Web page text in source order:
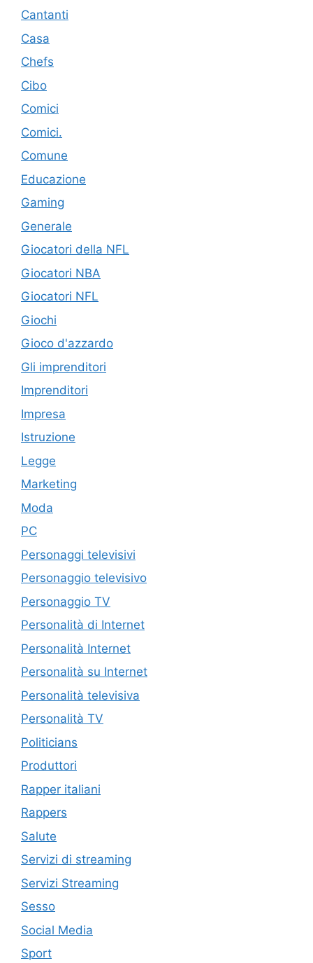
Cantanti
Casa
Chefs
Cibo
Comici
Comici.
Comune
Educazione
Gaming
Generale
Giocatori della NFL
Giocatori NBA
Giocatori NFL
Giochi
Gioco d'azzardo
Gli imprenditori
Imprenditori
Impresa
Istruzione
Legge
Marketing
Moda
PC
Personaggi televisivi
Personaggio televisivo
Personaggio TV
Personalità di Internet
Personalità Internet
Personalità su Internet
Personalità televisiva
Personalità TV
Politicians
Produttori
Rapper italiani
Rappers
Salute
Servizi di streaming
Servizi Streaming
Sesso
Social Media
Sport